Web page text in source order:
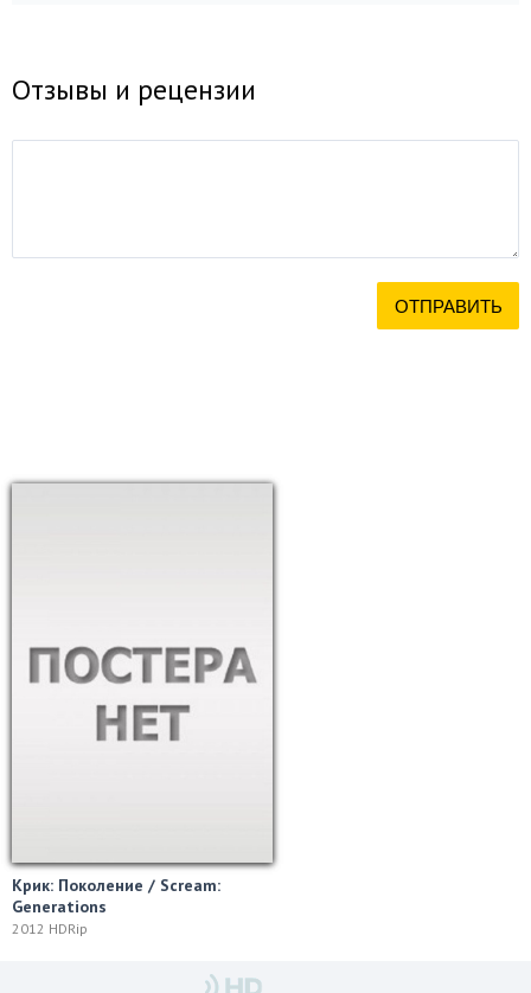
Отзывы и рецензии
Крик: Поколение / Scream:
Generations
2012 HDRip